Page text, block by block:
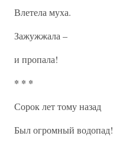
Влетела муха.
Зажужжала –
и пропала!
* * *
Сорок лет тому назад
Был огромный водопад!